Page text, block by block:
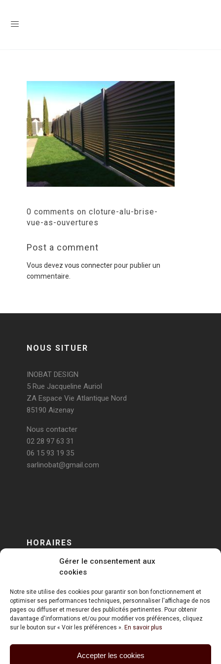
Gérer le consentement aux
cookies
Notre site utilise des cookies pour garantir son bon fonctionnement et
optimiser ses performances techniques, personnaliser l'affichage de nos
pages ou diffuser et mesurer des publicités pertinentes. Pour obtenir
davantage d'informations et/ou pour modifier vos préférences, cliquez
sur le bouton sur « Voir les préférences ». En savoir plus
Accepter les cookies
0 comments on cloture-alu-brise-
vue-as-ouvertures
Post a comment
Vous devez vous connecterpour publier un
commentaire.
NOUS SITUER
INOBAT DESIGN
5 Rue Jacqueline Auriol
ZA Espace Vie Atlantique Nord
85190 Aizenay
Nous contacter
02 28 97 63 31
06 15 93 19 35
sarlinobat@gmail.com
HORAIRES
DU LUNDI AU VENDREDI